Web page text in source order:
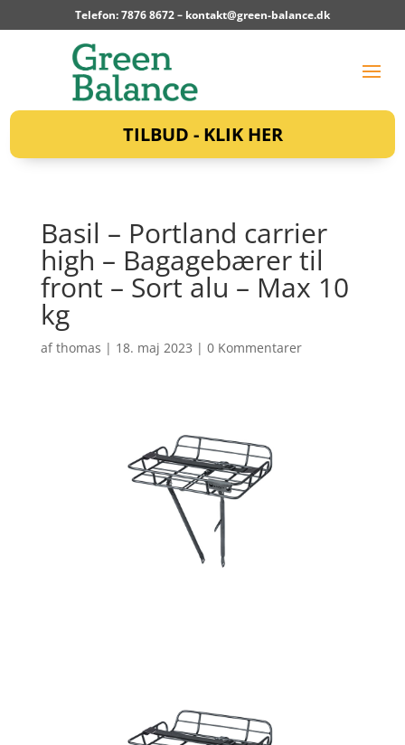
Telefon: 7876 8672 – kontakt@green-balance.dk
TILBUD - KLIK HER
Basil – Portland carrier
high – Bagagebærer til
front – Sort alu – Max 10
kg
afthomas | 18. maj 2023 | 0 Kommentarer